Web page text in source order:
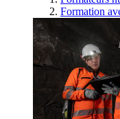
Formation